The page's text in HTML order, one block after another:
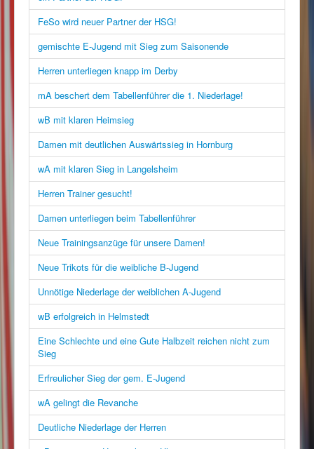
FeSo wird neuer Partner der HSG!
gemischte E-Jugend mit Sieg zum Saisonende
Herren unterliegen knapp im Derby
mA beschert dem Tabellenführer die 1. Niederlage!
wB mit klaren Heimsieg
Damen mit deutlichen Auswärtssieg in Hornburg
wA mit klaren Sieg in Langelsheim
Herren Trainer gesucht!
Damen unterliegen beim Tabellenführer
Neue Trainingsanzüge für unsere Damen!
Neue Trikots für die weibliche B-Jugend
Unnötige Niederlage der weiblichen A-Jugend
wB erfolgreich in Helmstedt
Eine Schlechte und eine Gute Halbzeit reichen nicht zum
Sieg
Erfreulicher Sieg der gem. E-Jugend
wA gelingt die Revanche
Deutliche Niederlage der Herren